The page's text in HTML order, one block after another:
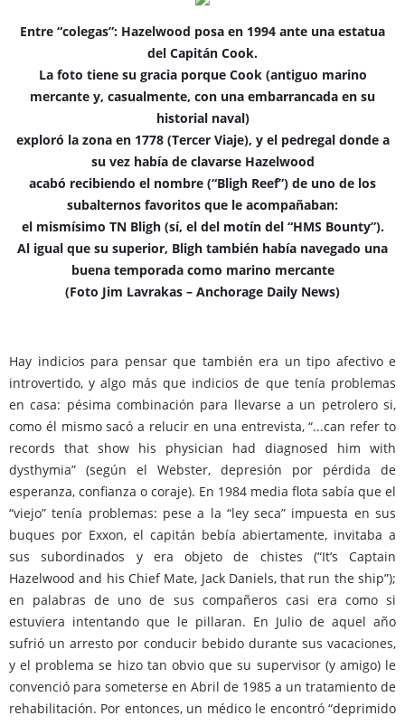
Entre “colegas”: Hazelwood posa en 1994 ante una estatua
del Capitán Cook.
La foto tiene su gracia porque Cook (antiguo marino
mercante y, casualmente, con una embarrancada en su
historial naval)
exploró la zona en 1778 (Tercer Viaje), y el pedregal donde a
su vez había de clavarse Hazelwood
acabó recibiendo el nombre (“Bligh Reef”) de uno de los
subalternos favoritos que le acompañaban:
el mismísimo TN Bligh (sí, el del motín del “HMS Bounty”).
Al igual que su superior, Bligh también había navegado una
buena temporada como marino mercante
(Foto Jim Lavrakas – Anchorage Daily News)
Hay indicios para pensar que también era un tipo afectivo e
introvertido, y algo más que indicios de que tenía problemas
en casa: pésima combinación para llevarse a un petrolero si,
como él mismo sacó a relucir en una entrevista, “...can refer to
records that show his physician had diagnosed him with
dysthymia” (según el Webster, depresión por pérdida de
esperanza, confianza o coraje). En 1984 media flota sabía que el
“viejo” tenía problemas: pese a la “ley seca” impuesta en sus
buques por Exxon, el capitán bebía abiertamente, invitaba a
sus subordinados y era objeto de chistes (“It’s Captain
Hazelwood and his Chief Mate, Jack Daniels, that run the ship”);
en palabras de uno de sus compañeros casi era como si
estuviera intentando que le pillaran. En Julio de aquel año
sufrió un arresto por conducir bebido durante sus vacaciones,
y el problema se hizo tan obvio que su supervisor (y amigo) le
convenció para someterse en Abril de 1985 a un tratamiento de
rehabilitación. Por entonces, un médico le encontró “deprimido